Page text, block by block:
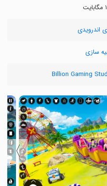
اندرویدی
سازی
Billion Gaming
〉